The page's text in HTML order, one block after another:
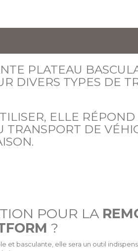
PLATEAU
DIVERS TYPES DE
ELLE
TRANSPORT DE
POUR LA
?
basculante, elle sera un outil